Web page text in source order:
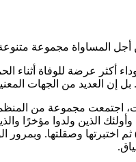
أجل المساواة مجموعة
أكثر عرضة للوفاة أثناء
بل إن العديد من الجهات
اجتمعت مجموعة من
وأولئك الذين ولدوا مؤخرًا
ثم اختبرتها وصقلتها.